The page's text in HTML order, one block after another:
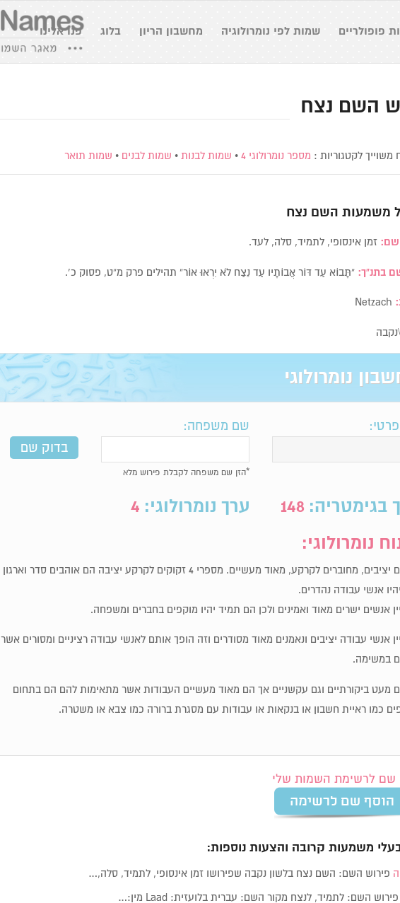
פופולריים שמות לפי נומרולוגיה מחשבון הריון בלוג פנו אלינו
השם נצח
לקטגוריות : מספר נומרולוגי 4 • שמות לבנות • שמות לבנים • שמות תואר
משמעות השם נצח
זמן אינסופי, לתמיד, סלה, לעד.
בתנ”ך:“תָּבוֹא עַד דּוֹר אֲבוֹתָיו עַד נֵצַח לֹא יִרְאוּ אוֹר” תהילים פרק מ”ט, פסוק כ’.
נומרולוגי
שם משפחה:
*הזן שם משפחה לקבלת פירוש מלא
בגימטריה: 148 ערך נומרולוגי: 4
נומרולוגי:
אנשים יציבים, מחוברים לקרקע, מאוד מעשיים. מספרי 4 זקוקים לקרקע יציבה הם אוהבים סדר וארגון
אנשי עבודה נהדרים.
אנשים ישרים מאוד ואמינים ולכן הם תמיד יהיו מוקפים בחברים ומשפחה.
אנשי עבודה יציבים ונאמנים מאוד מסודרים וזה הופך אותם לאנשי עבודה רציניים ומסורים אשר
במשימה.
מעט ביקורתיים וגם עקשניים אך הם מאוד מעשיים העבודות אשר מתאימות להם הם בתחום
כמו ראיית חשבון או בנקאות או עבודות עם מסגרת ברורה כמו צבא או משטרה.
שם לרשימת השמות שלי
משמעות קרובה והצעות נוספות:
פירוש השם: השם נצח בלשון נקבה שפירושו זמן אינסופי, לתמיד, סלה,…
פירוש השם: לתמיד, לנצח מקור השם: עברית בלועזית: Laad מין:…